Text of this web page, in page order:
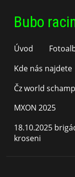
Bubo
Úvod
Kde nás najdete
Čz world
MXON 2025
18.10.2025
kroseni